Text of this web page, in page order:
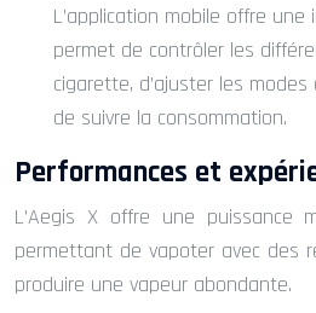
L’application mobile offre
permet de contrôler les
cigarette, d’ajuster les
de suivre la consommation.
Performances et
L’Aegis X offre une puissance
permettant de vapoter avec des
produire une vapeur abondante.